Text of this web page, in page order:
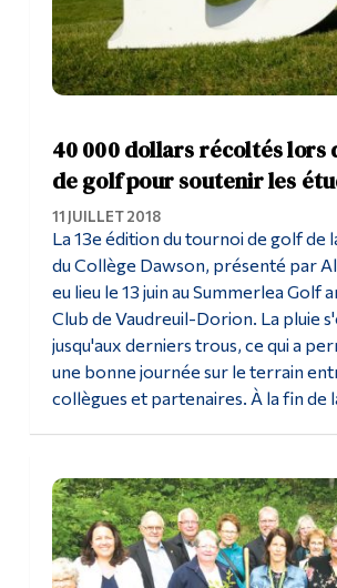
40 000 dollars récoltés lors
de golf pour soutenir les
11 JUILLET 2018
La 13e édition du tournoi de golf de
du Collège Dawson, présenté par
eu lieu le 13 juin au Summerlea Golf
Club de Vaudreuil-Dorion. La pluie
jusqu'aux derniers trous, ce qui a
une bonne journée sur le terrain
collègues et partenaires. À la fin de